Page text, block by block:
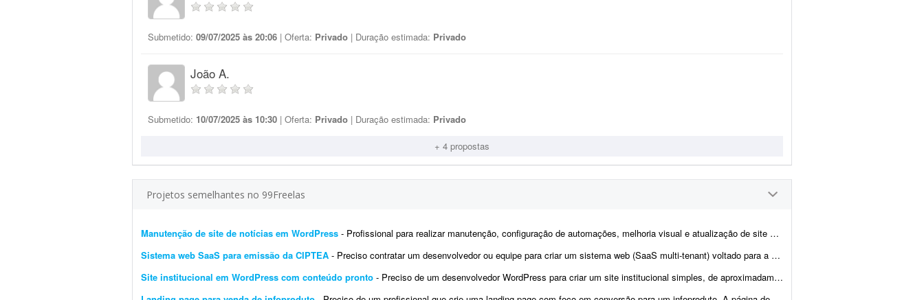
Submetido: 09/07/2025 às 20:06 | Oferta: Privado | Duração estimada: Privado
João A.
Submetido: 10/07/2025 às 10:30 | Oferta: Privado | Duração estimada: Privado
+ 4 propostas
Projetos semelhantes no 99Freelas
Manutenção de site de notícias em WordPress - Profissional para realizar manutenção, configuração de automações, melhoria visual e atualização de site de notícias em WordPress. At...
Sistema web SaaS para emissão da CIPTEA - Preciso contratar um desenvolvedor ou equipe para criar um sistema web (SaaS multi-tenant) voltado para a emissão digital da CIPTEA (Carteira de Identificação da Pessoa com Tra...
Site institucional em WordPress com conteúdo pronto - Preciso de um desenvolvedor WordPress para criar um site institucional simples, de aproximadamente 5 páginas (Home). - O projeto é cultural (Cuidadores da Memória - Encontro R...